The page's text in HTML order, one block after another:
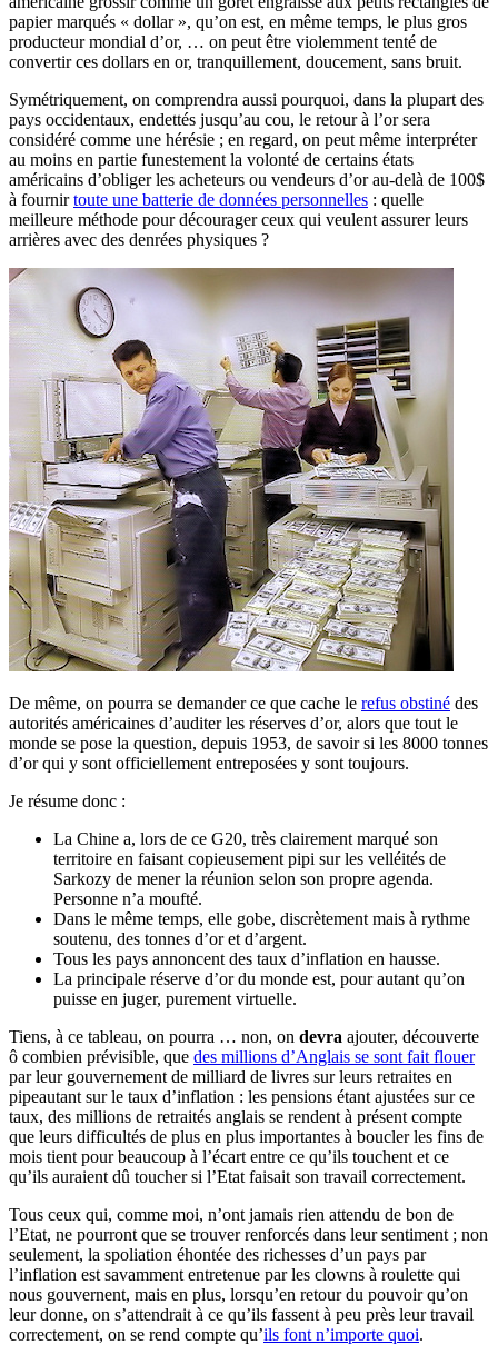
papier marqués « dollar », qu’on est, en même temps, le plus gros
producteur mondial d’or, … on peut être violemment tenté de
convertir ces dollars en or, tranquillement, doucement, sans bruit.
Symétriquement, on comprendra aussi pourquoi, dans la plupart des
pays occidentaux, endettés jusqu’au cou, le retour à l’or sera
considéré comme une hérésie ; en regard, on peut même interpréter
au moins en partie funestement la volonté de certains états
américains d’obliger les acheteurs ou vendeurs d’or au-delà de 100$
à fournirtoute une batterie de données personnelles : quelle
meilleure méthode pour décourager ceux qui veulent assurer leurs
arrières avec des denrées physiques ?
De même, on pourra se demander ce que cache le refus obstiné des
autorités américaines d’auditer les réserves d’or, alors que tout le
monde se pose la question, depuis 1953, de savoir si les 8000 tonnes
d’or qui y sont officiellement entreposées y sont toujours.
Je résume donc :
La Chine a, lors de ce G20, très clairement marqué son
territoire en faisant copieusement pipi sur les velléités de
Sarkozy de mener la réunion selon son propre agenda.
Personne n’a moufté.
Dans le même temps, elle gobe, discrètement mais à rythme
soutenu, des tonnes d’or et d’argent.
Tous les pays annoncent des taux d’inflation en hausse.
La principale réserve d’or du monde est, pour autant qu’on
puisse en juger, purement virtuelle.
Tiens, à ce tableau, on pourra … non, on devra ajouter, découverte
ô combien prévisible, que des millions d’Anglais se sont fait flouer
par leur gouvernement de milliard de livres sur leurs retraites en
pipeautant sur le taux d’inflation : les pensions étant ajustées sur ce
taux, des millions de retraités anglais se rendent à présent compte
que leurs difficultés de plus en plus importantes à boucler les fins de
mois tient pour beaucoup à l’écart entre ce qu’ils touchent et ce
qu’ils auraient dû toucher si l’Etat faisait son travail correctement.
Tous ceux qui, comme moi, n’ont jamais rien attendu de bon de
l’Etat, ne pourront que se trouver renforcés dans leur sentiment ; non
seulement, la spoliation éhontée des richesses d’un pays par
l’inflation est savamment entretenue par les clowns à roulette qui
nous gouvernent, mais en plus, lorsqu’en retour du pouvoir qu’on
leur donne, on s’attendrait à ce qu’ils fassent à peu près leur travail
correctement, on se rend compte qu’ils font n’importe quoi.